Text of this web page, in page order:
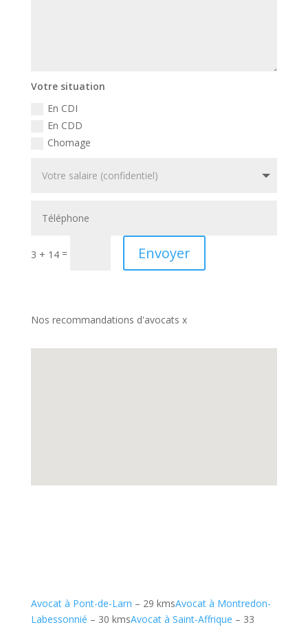
Votre situation
En CDI
En CDD
Chomage
3 + 14= Envoyer
Nos recommandations d'avocats x
Avocat à Pont-de-Larn – 29 kmsAvocat à Montredon-
Labessonnié – 30 kmsAvocat à Saint-Affrique – 33